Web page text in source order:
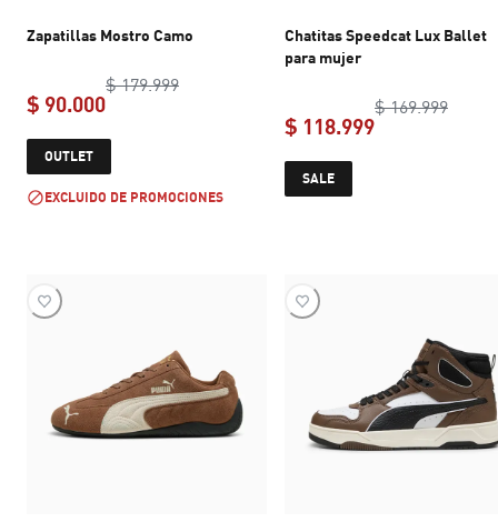
Zapatillas Mostro Camo
$ 179.999original price $ 179.999
$ 90.000
OUTLET
EXCLUIDO DE PROMOCIONES
Chatitas Speedcat Lux Ballet
para mujer
$ 169.999
$ 118.999
SALE